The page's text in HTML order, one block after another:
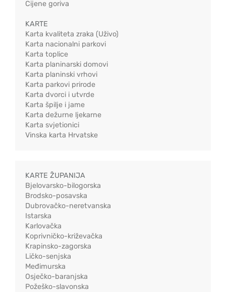
Cijene goriva
KARTE
Karta kvaliteta zraka (Uživo)
Karta nacionalni parkovi
Karta toplice
Karta planinarski domovi
Karta planinski vrhovi
Karta parkovi prirode
Karta dvorci i utvrde
Karta špilje i jame
Karta dežurne ljekarne
Karta svjetionici
Vinska karta Hrvatske
KARTE ŽUPANIJA
Bjelovarsko-bilogorska
Brodsko-posavska
Dubrovačko-neretvanska
Istarska
Karlovačka
Koprivničko-križevačka
Krapinsko-zagorska
Ličko-senjska
Međimurska
Osječko-baranjska
Požeško-slavonska